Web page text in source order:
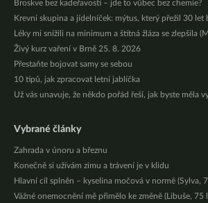
Broskve bez kadeřavosti – jde to vůbec bez chemie?
Krevní skupina a jídelníček: mýtus, který přežil 30 let
Léky mi snížili na minimum a štítná žláza se zlepšila
Živý kurz vaření v Brně 25. 8. 2026
Přestaňte bojovat samy se sebou
10 tipů, jak zpracovat letní jablíčka
Už vás unavuje, že někdo pořád řeší, jak byste měla
Vybrané články
Zahrada v únoru a březnu
Konečně si užívám zimu a trávení je v klidu
Hlavní cíl splněn – kyselina močová v normě (Sylva,
Vážné onemocnění mě přimělo ke změně (Libuše, 75